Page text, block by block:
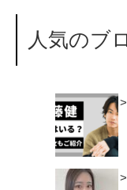
人気のブ